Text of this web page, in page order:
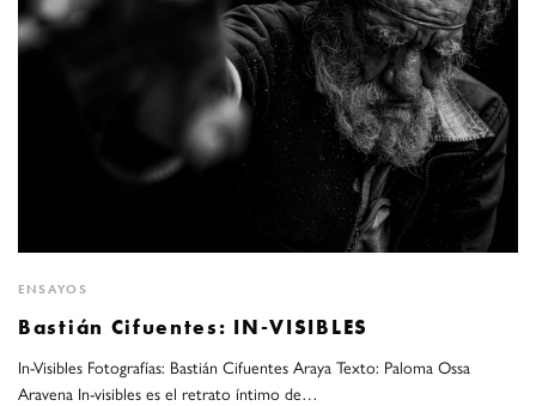
ENSAYOS
Bastián Cifuentes: IN-VISIBLES
In-Visibles Fotografías: Bastián Cifuentes Araya Texto: Paloma Ossa
Aravena In-visibles es el retrato íntimo de…